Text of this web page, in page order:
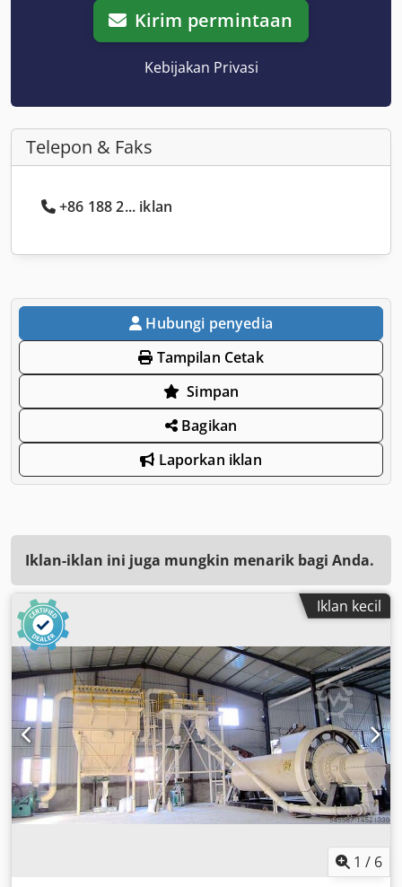
Kirim permintaan
Kebijakan Privasi
Telepon & Faks
+86 188 2... iklan
Hubungi penyedia
Tampilan Cetak
Simpan
Bagikan
Laporkan iklan
Iklan-iklan ini juga mungkin menarik bagi Anda.
Iklan kecil
1 / 6